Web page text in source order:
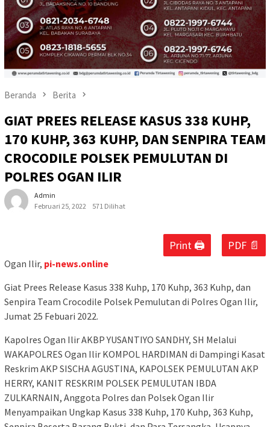
Beranda Berita
GIAT PREES RELEASE KASUS 338 KUHP,
170 KUHP, 363 KUHP, DAN SENPIRA TEAM
CROCODILE POLSEK PEMULUTAN DI
POLRES OGAN ILIR
Admin
Februari 25, 2022
571 Dilihat
Print 🖨 PDF 📄
Ogan Ilir, pi-news.online
Giat Prees Release Kasus 338 Kuhp, 170 Kuhp, 363 Kuhp, dan
Senpira Team Crocodile Polsek Pemulutan di Polres Ogan Ilir,
Jumat 25 Febuari 2022.
Kapolres Ogan Ilir AKBP YUSANTIYO SANDHY, SH Melalui
WAKAPOLRES Ogan Ilir KOMPOL HARDIMAN di Dampingi Kasat
Reskrim AKP SISCHA AGUSTINA, KAPOLSEK PEMULUTAN AKP
HERRY, KANIT RESKRIM POLSEK PEMULUTAN IBDA
ZULKARNAIN, Anggota Polres dan Polsek Ogan Ilir
Menyampaikan Ungkap Kasus 338 Kuhp, 170 Kuhp, 363 Kuhp,